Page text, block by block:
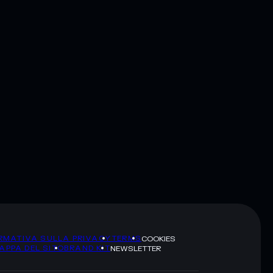
SULLA PRIVACYTERMSCOOKIES
DEL SITOBRAND KITNEWSLETTER